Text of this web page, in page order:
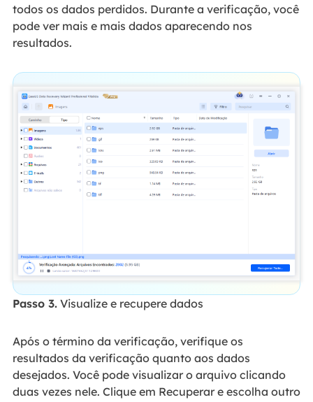
todos os dados perdidos. Durante a verificação, você
pode ver mais e mais dados aparecendo nos
resultados.
Passo 3.Visualize e recupere dados
Após o término da verificação, verifique os
resultados da verificação quanto aos dados
desejados. Você pode visualizar o arquivo clicando
duas vezes nele. Clique em Recuperar e escolha outro